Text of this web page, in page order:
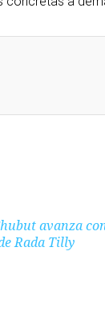
avanza
Rada Tilly